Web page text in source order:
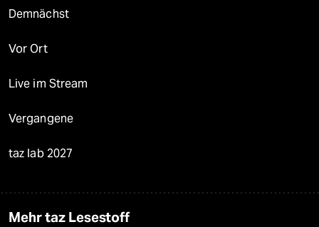
Demnächst
Vor Ort
Live im Stream
Vergangene
taz lab 2027
Mehr taz Lesestoff